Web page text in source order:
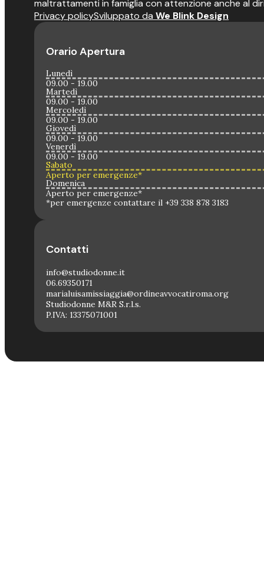
maltrattamenti in famiglia con attenzione anche al
Privacy policySviluppato da We Blink Design
Orario Apertura
Lunedì
09.00 - 19.00
Martedì
09.00 - 19.00
Mercoledì
09.00 - 19.00
Giovedì
09.00 - 19.00
Venerdì
09.00 - 19.00
Sabato
Aperto per emergenze*
Domenica
Aperto per emergenze*
*per emergenze contattare il +39 338 878 3183
Contatti
info@studiodonne.it
06.69350171
marialuisamissiaggia@ordineavvocatiroma.org
Studiodonne M&R S.r.l.s.
P.IVA: 13375071001